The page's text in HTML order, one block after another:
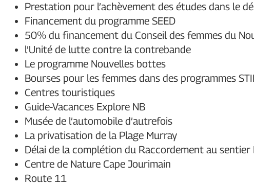
Prestation pour l’achèvement des études dans le
Financement du programme SEED
50% du financement du Conseil des femmes du
l’Unité de lutte contre la contrebande
Le programme Nouvelles bottes
Bourses pour les femmes dans des programmes
Centres touristiques
Guide-Vacances Explore NB
Musée de l’automobile d’autrefois
La privatisation de la Plage Murray
Délai de la complétion du Raccordement au sentier
Centre de Nature Cape Jourimain
Route 11